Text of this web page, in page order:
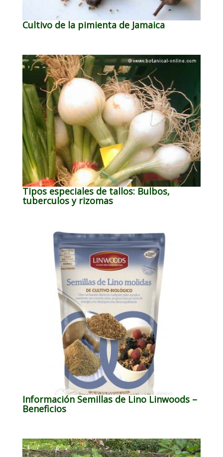
Cultivo de la pimienta de Jamaica
Tipos especiales de tallos: Bulbos,
tuberculos y rizomas
Información Semillas de Lino Linwoods –
Beneficios